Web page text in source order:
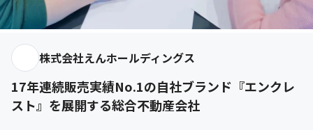
株式会社えんホールディングス
17年連続販売実績No.1の自社ブランド『エンクレ
スト』を展開する総合不動産会社